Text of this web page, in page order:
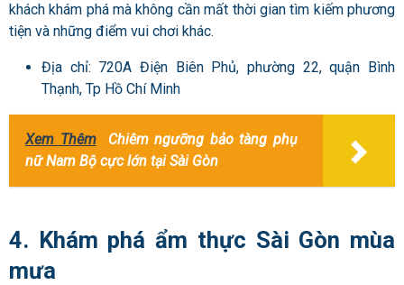
khách khám phá mà không cần mất thời gian tìm kiếm phương
tiện và những điểm vui chơi khác.
Địa chỉ: 720A Điện Biên Phủ, phường 22, quận Bình
Thạnh, Tp Hồ Chí Minh
Xem Thêm
Chiêm ngưỡng bảo tàng phụ
nữ Nam Bộ cực lớn tại Sài Gòn
4. Khám phá ẩm thực Sài Gòn mùa
mưa